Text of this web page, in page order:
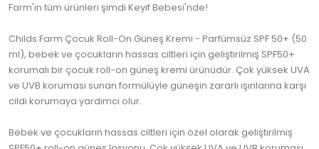
Farm'ın tüm ürünleri şimdi Keyif Bebesi'nde!
Childs Farm Çocuk Roll-On Güneş Kremi - Parfümsüz SPF 50+ (50
ml), bebek ve çocukların hassas ciltleri için geliştirilmiş SPF50+
korumalı bir çocuk roll-on güneş kremi ürünüdür. Çok yüksek UVA
ve UVB koruması sunan formülüyle güneşin zararlı ışınlarına karşı
cildi korumaya yardımcı olur.
Bebek ve çocukların hassas ciltleri için özel olarak geliştirilmiş